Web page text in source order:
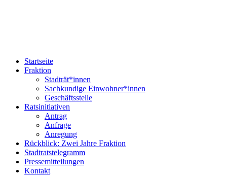
Startseite
Fraktion
Stadträt*innen
Sachkundige Einwohner*innen
Geschäftsstelle
Ratsinitiativen
Antrag
Anfrage
Anregung
Rückblick: Zwei Jahre Fraktion
Stadtratstelegramm
Pressemitteilungen
Kontakt